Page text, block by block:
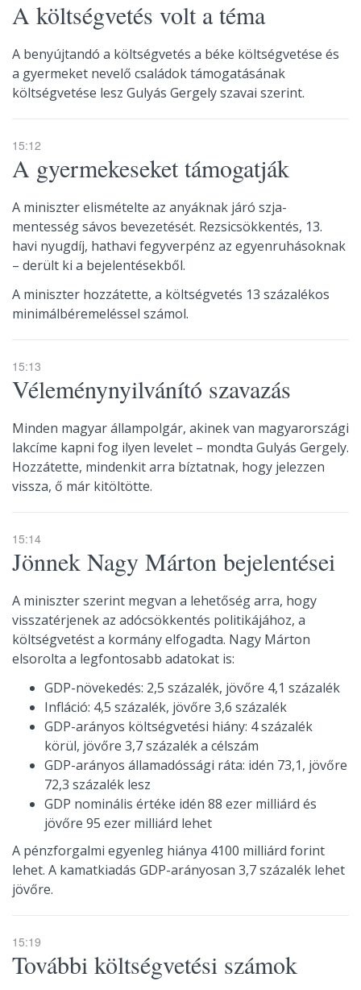
A költségvetés volt a téma
A benyújtandó a költségvetés a béke költségvetése és
a gyermeket nevelő családok támogatásának
költségvetése lesz Gulyás Gergely szavai szerint.
15:12
A gyermekeseket támogatják
A miniszter elismételte az anyáknak járó szja-
mentesség sávos bevezetését. Rezsicsökkentés, 13.
havi nyugdíj, hathavi fegyverpénz az egyenruhásoknak
– derült ki a bejelentésekből.
A miniszter hozzátette, a költségvetés 13 százalékos
minimálbéremeléssel számol.
15:13
Véleménynyilvánító szavazás
Minden magyar állampolgár, akinek van magyarországi
lakcíme kapni fog ilyen levelet – mondta Gulyás Gergely.
Hozzátette, mindenkit arra bíztatnak, hogy jelezzen
vissza, ő már kitöltötte.
15:14
Jönnek Nagy Márton bejelentései
A miniszter szerint megvan a lehetőség arra, hogy
visszatérjenek az adócsökkentés politikájához, a
költségvetést a kormány elfogadta. Nagy Márton
elsorolta a legfontosabb adatokat is:
GDP-növekedés: 2,5 százalék, jövőre 4,1 százalék
Infláció: 4,5 százalék, jövőre 3,6 százalék
GDP-arányos költségvetési hiány: 4 százalék
körül, jövőre 3,7 százalék a célszám
GDP-arányos államadóssági ráta: idén 73,1, jövőre
72,3 százalék lesz
GDP nominális értéke idén 88 ezer milliárd és
jövőre 95 ezer milliárd lehet
A pénzforgalmi egyenleg hiánya 4100 milliárd forint
lehet. A kamatkiadás GDP-arányosan 3,7 százalék lehet
jövőre.
15:19
További költségvetési számok